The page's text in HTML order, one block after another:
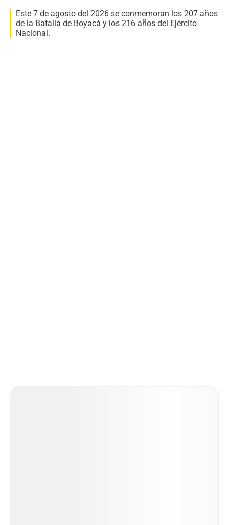
Este 7 de agosto del 2026 se conmemoran los 207 años
de la Batalla de Boyacá y los 216 años del Ejército
Nacional.